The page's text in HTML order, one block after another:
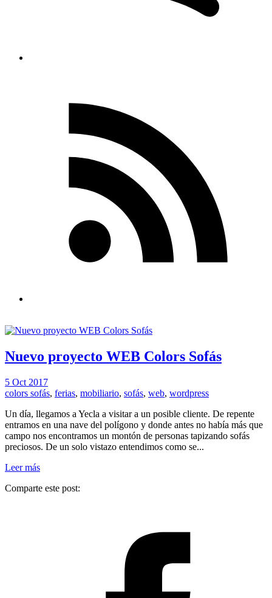
Nuevo proyecto WEB Colors Sofás
5 Oct 2017
colors sofás, ferias, mobiliario, sofás, web, wordpress
Un día, llegamos a Yecla a visitar a un posible cliente. De repente
entramos en una nave del polígono y donde antes no había más que
campo nos encontramos un montón de personas tapizando sofás
preciosos. De un solo vistazo entendimos como se...
Leer más
Comparte este post: